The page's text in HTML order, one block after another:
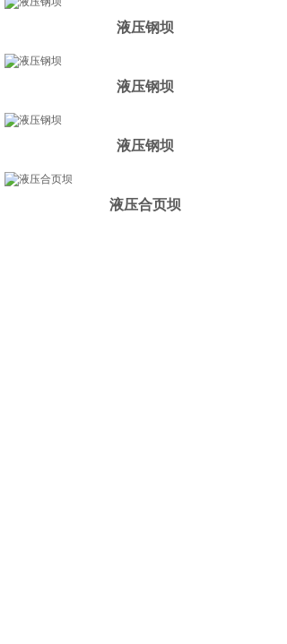
液压钢坝
液压钢坝
液压钢坝
液压合页坝